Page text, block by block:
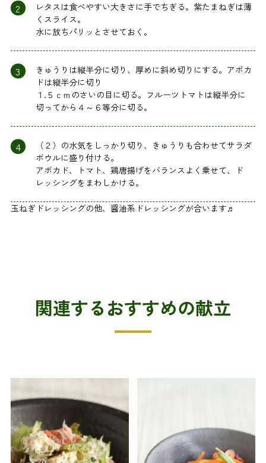
2
レタスは食べやすい大きさに手でちぎる。紫たまねぎは薄
くスライス。
水に放ちパリッとさせておく。
3
きゅうりは縦半分に切り、厚めに斜め切りにする。アボカ
ドは縦半分に切り
１.５ｃｍのさいの目に切る。フルーツトマトは縦半分に
切ってから４～６等分に切る。
4
（２）の水気をしっかり切り、きゅうりも合わせてサラダ
ボウルに盛り付ける。
アボカド、トマト、鶏唐揚げをバランスよく乗せて、ド
レッシングをまわしかける。
玉ねぎドレッシングの他、醤油系ドレッシングが合います♬
関連するおすすめの献立